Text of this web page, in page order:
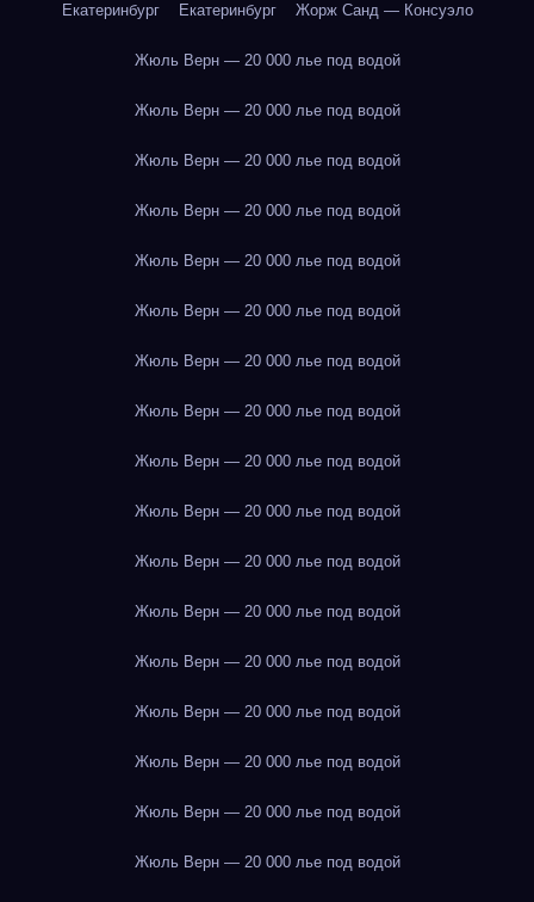
Екатеринбург Екатеринбург Жорж Санд — Консуэло
Жюль Верн — 20 000 лье под водой
Жюль Верн — 20 000 лье под водой
Жюль Верн — 20 000 лье под водой
Жюль Верн — 20 000 лье под водой
Жюль Верн — 20 000 лье под водой
Жюль Верн — 20 000 лье под водой
Жюль Верн — 20 000 лье под водой
Жюль Верн — 20 000 лье под водой
Жюль Верн — 20 000 лье под водой
Жюль Верн — 20 000 лье под водой
Жюль Верн — 20 000 лье под водой
Жюль Верн — 20 000 лье под водой
Жюль Верн — 20 000 лье под водой
Жюль Верн — 20 000 лье под водой
Жюль Верн — 20 000 лье под водой
Жюль Верн — 20 000 лье под водой
Жюль Верн — 20 000 лье под водой